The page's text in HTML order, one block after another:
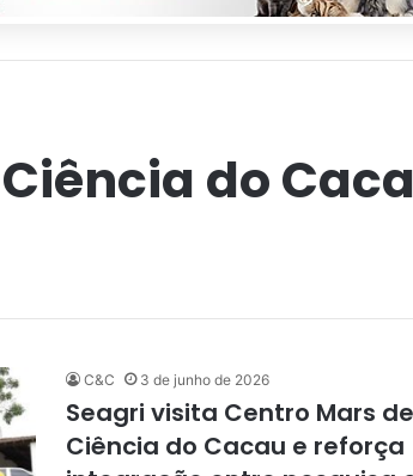
do
C&C 3 de junho de 2026
Seagri visita Centro Mars de
Ciência do Cacau e reforça